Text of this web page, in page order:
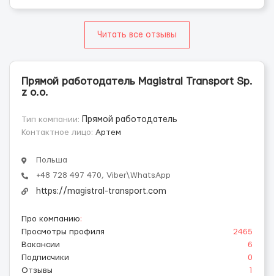
Читать все отзывы
Прямой работодатель Magistral Transport Sp.
z o.o.
Тип компании:
Прямой работодатель
Контактное лицо: Артем
Польша
+48 728 497 470, Viber\WhatsApp
https://magistral-transport.com
Про компанию:
Просмотры профиля
2465
Вакансии
6
Подписчики
0
Отзывы
1